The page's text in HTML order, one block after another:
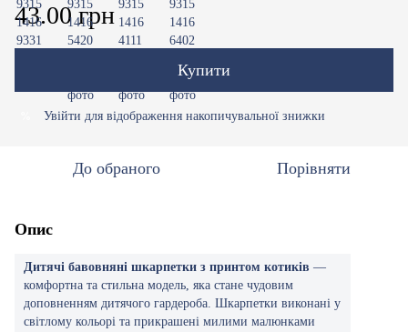
43.00 грн
Купити
Увійти для відображення накопичувальної знижки
До обраного Порівняти
Опис
Дитячі бавовняні шкарпетки з принтом котиків —
комфортна та стильна модель, яка стане чудовим
доповненням дитячого гардероба. Шкарпетки виконані у
світлому кольорі та прикрашені милими малюнками